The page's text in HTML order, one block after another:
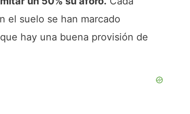
el suelo se han marcado
hay una buena provisión de